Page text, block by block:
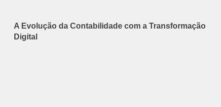
A Evolução da Contabilidade com a Transformação
Digital